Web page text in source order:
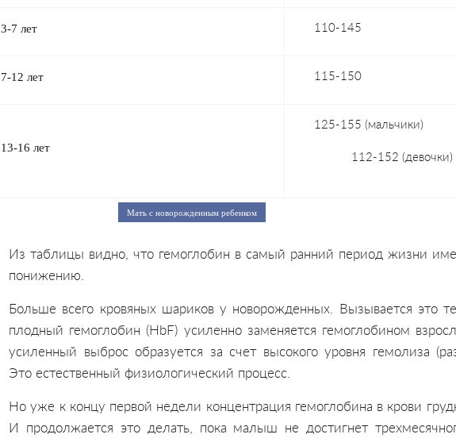
3-7 лет 110-145
7-12 лет 115-150
13-16 лет
125-155 (мальчики)
112-152 (девочки)
Мать с новорожденным ребенком
Из таблицы видно, что гемоглобин в самый ранний период жизни
понижению.
Больше всего кровяных шариков у новорожденных. Вызывается это
плодный гемоглобин (HbF) усиленно заменяется гемоглобином
усиленный выброс образуется за счет высокого уровня гемолиза
Это естественный физиологический процесс.
Но уже к концу первой недели концентрация гемоглобина в крови
И продолжается это делать, пока малыш не достигнет